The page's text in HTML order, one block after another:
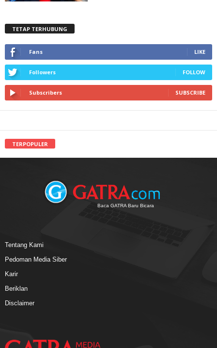
TETAP TERHUBUNG
Fans LIKE
Followers FOLLOW
Subscribers SUBSCRIBE
TERPOPULER
Baca GATRA Baru Bicara
Tentang Kami
Pedoman Media Siber
Karir
Beriklan
Disclaimer